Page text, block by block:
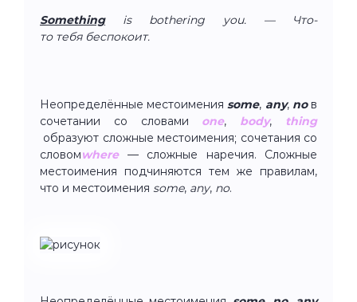
Somethingis bothering you. — Что-
то тебя беспокоит.
Неопределённые местоименияsome, any, no в
сочетании со словами one, body, thing
образуют сложные местоимения; сочетания со
словомwhere— сложные наречия. Сложные
местоимения подчиняются тем же правилам,
что и местоимения some, any, no.